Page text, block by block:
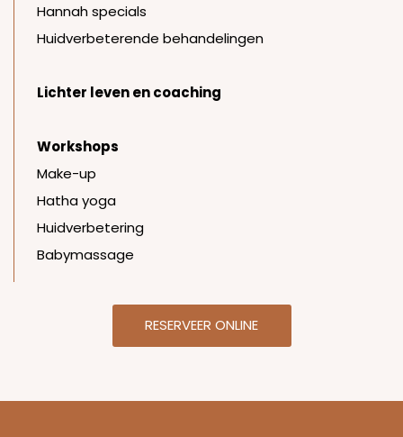
Hannah specials
Huidverbeterende behandelingen
Lichter leven en coaching
Workshops
Make-up
Hatha yoga
Huidverbetering
Babymassage
RESERVEER ONLINE